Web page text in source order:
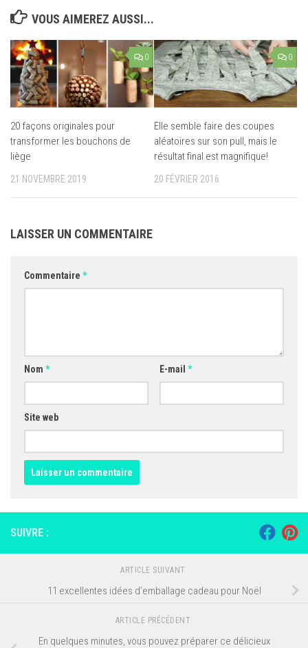
VOUS AIMEREZ AUSSI...
0
20 façons originales pour
transformer les bouchons de
liège
21 NOVEMBRE 2019
0
Elle semble faire des coupes
aléatoires sur son pull, mais le
résultat final est magnifique!
20 FÉVRIER 2016
LAISSER UN COMMENTAIRE
Commentaire *
Nom * E-mail *
Site web
SUIVRE :
ARTICLE SUIVANT
11 excellentes idées d’emballage cadeau pour Noël
ARTICLE PRÉCÉDENT
En quelques minutes, vous pouvez préparer ce délicieux